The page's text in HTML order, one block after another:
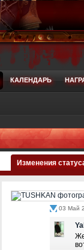
КАЛЕНДАРЬ
Изменения
03 Май